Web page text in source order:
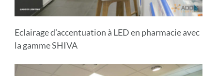
Eclairage d’accentuation à LED en pharmacie avec
la gamme SHIVA